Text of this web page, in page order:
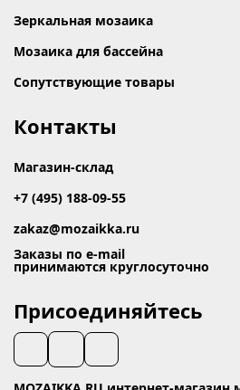
Зеркальная мозаика
Мозаика для бассейна
Сопутствующие товары
Контакты
Магазин-склад
+7 (495) 188-09-55
zakaz@mozaikka.ru
Заказы по e-mail
принимаются круглосуточно
Присоединяйтесь